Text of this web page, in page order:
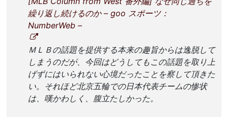
繰り返し続けるのか – goo スポーツ：
NumberWeb –
ＭＬＢの話題を提供する本来の趣旨からは逸脱して
しまうのだが、今回はどうしてもこの話題を取り上
げずにはいられない心境だったことを察して頂きた
い。それほど北京五輪での日本代表チームの惨状
は、嘆かわしく、腹立たしかった。